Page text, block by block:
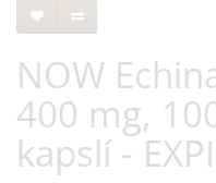
NOW
400 mg,
kapslí -